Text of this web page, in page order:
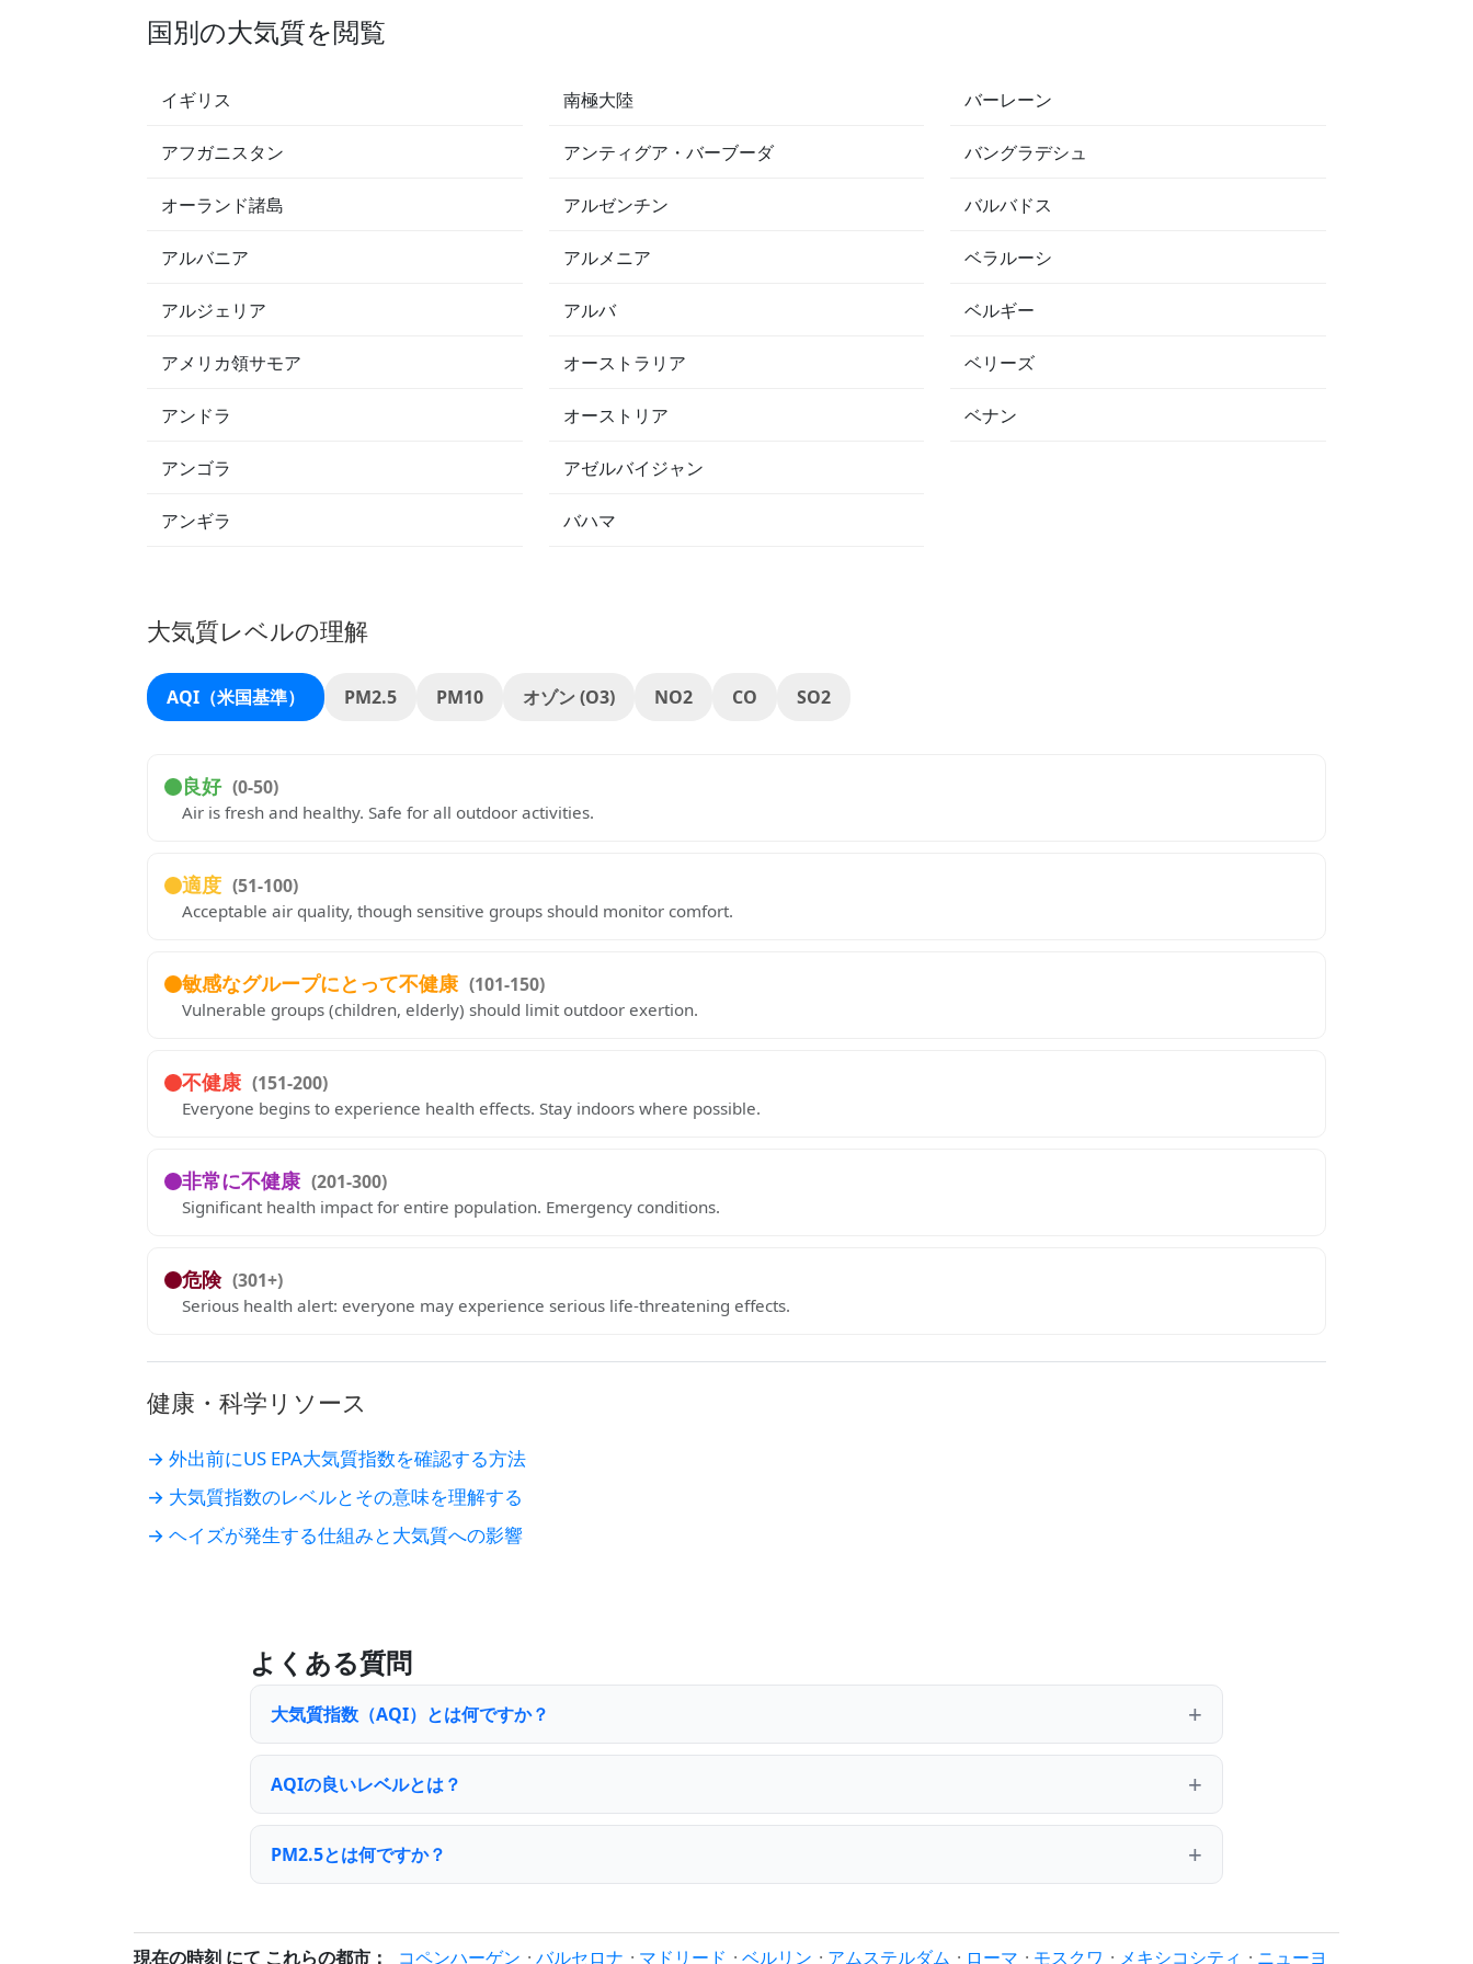
国別の大気質を閲覧
イギリス
アフガニスタン
オーランド諸島
アルバニア
アルジェリア
アメリカ領サモア
アンドラ
アンゴラ
アンギラ
南極大陸
アンティグア・バーブーダ
アルゼンチン
アルメニア
アルバ
オーストラリア
オーストリア
アゼルバイジャン
バハマ
バーレーン
バングラデシュ
バルバドス
ベラルーシ
ベルギー
ベリーズ
ベナン
大気質レベルの理解
AQI（米国基準） PM2.5 PM10 オゾン (O3) NO2 CO SO2
良好 (0-50)
Air is fresh and healthy. Safe for all outdoor activities.
適度 (51-100)
Acceptable air quality, though sensitive groups should monitor comfort.
敏感なグループにとって不健康 (101-150)
Vulnerable groups (children, elderly) should limit outdoor exertion.
不健康 (151-200)
Everyone begins to experience health effects. Stay indoors where possible.
非常に不健康 (201-300)
Significant health impact for entire population. Emergency conditions.
危険 (301+)
Serious health alert: everyone may experience serious life-threatening effects.
健康・科学リソース
→ 外出前にUS EPA大気質指数を確認する方法
→ 大気質指数のレベルとその意味を理解する
→ ヘイズが発生する仕組みと大気質への影響
よくある質問
大気質指数（AQI）とは何ですか？
AQIの良いレベルとは？
PM2.5とは何ですか？
現在の時刻 にて これらの都市： コペンハーゲン · バルセロナ · マドリード · ベルリン · アムステルダム · ローマ · モスクワ · メキシコシティ · ニューヨ